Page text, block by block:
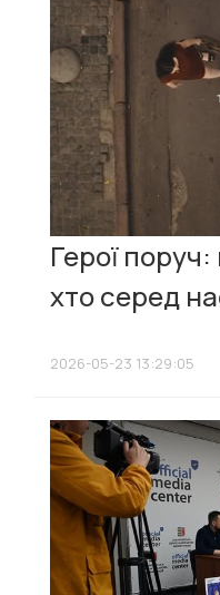
Герої
хто серед
2026-05-23 13:29:05